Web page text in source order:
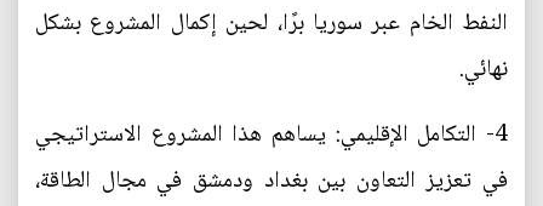
النفط الخام عبر سوريا برًا، لحين إكمال المشروع بشكل
نهائي.
4- التكامل الإقليمي: يساهم هذا المشروع الاستراتيجي
في تعزيز التعاون بين بغداد ودمشق في مجال الطاقة،